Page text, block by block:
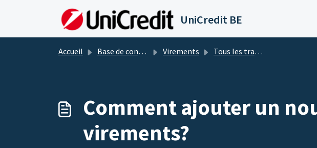
UniCredit BE
Accueil Base de connaissances Virements Tous les transfers
Comment ajouter un
virements?